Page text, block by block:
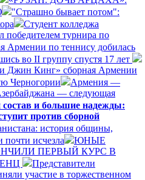
"Страшно бывает потом":
Студент колледжа
победителем турнира по
Армении по теннису добилась
во II группу спустя 17 лет
Джин Кинг» сборная Армении
Черногории
Армения —
— следующая
и большие надежды:
против сборной
история общины,
исчезла
ЮНЫЕ
ПЕРВЫЙ КУРС В
Представители
участие в торжественном